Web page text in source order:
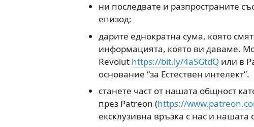
ни последвате и разпространите
епизод;
дарите еднократна сума, която
информацията, която ви даваме.
Revolut https://bit.ly/4aSGtdQили в
основание “за Естествен интелект”.
станете част от нашата общност
през Patreon (https://
ексклузивна връзка с нас и